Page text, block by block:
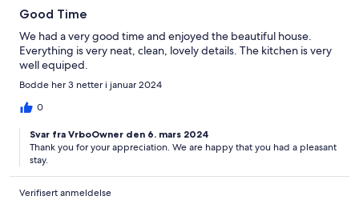
Good Time
We had a very good time and enjoyed the beautiful house.
Everything is very neat, clean, lovely details. The kitchen is very
well equiped.
Bodde her 3 netter i januar 2024
0
Svar fra VrboOwner den 6. mars 2024
Thank you for your appreciation. We are happy that you had a pleasant
stay.
Verifisert anmeldelse